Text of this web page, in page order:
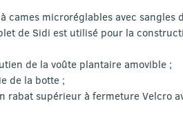
cames microréglables avec sangles
de Sidi est utilisé pour la
de la voûte plantaire amovible ;
de la botte ;
rabat supérieur à fermeture Velcro